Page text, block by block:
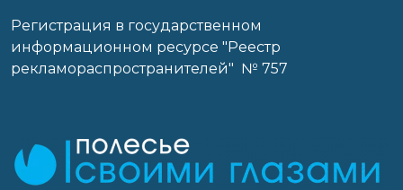
Регистрация в государственном
информационном ресурсе "Реестр
рекламораспространителей" № 757